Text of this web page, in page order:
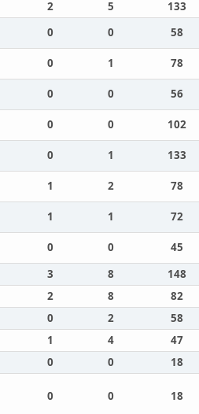
2 5
133
0 0
58
0 1
78
0 0
56
0 0
102
0 1
133
1 2
78
1 1
72
0 0
45
3 8
148
2 8
82
0 2
58
1 4
47
0 0 18
0 0 18